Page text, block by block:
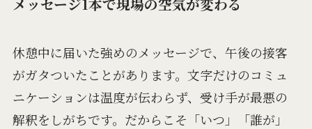
メッセージ1本で現場の空気が変わる
休憩中に届いた強めのメッセージで、午後の接客
がガタついたことがあります。文字だけのコミュ
ニケーションは温度が伝わらず、受け手が最悪の
解釈をしがちです。だからこそ「いつ」「誰が」